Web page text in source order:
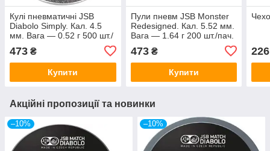
Кулі пневматичні JSB
Diabolo Simply. Кал. 4.5
мм. Вага — 0.52 г 500 шт./
473 ₴
Купити
Пули пневм JSB Monster
Redesigned. Кал. 5.52 мм.
Вага — 1.64 г 200 шт./пач.
473₴
Купити
226
Акційні пропозиції та новинки
–10% –10%